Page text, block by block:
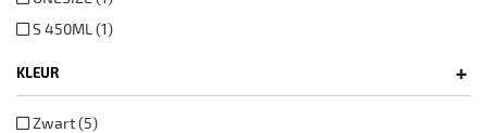
S 450ML (1)
KLEUR +
Zwart (5)